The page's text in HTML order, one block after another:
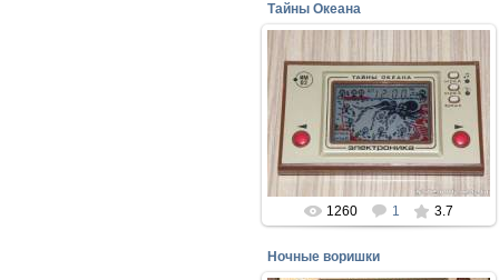
Тайны Океана
30.03.2016
ИГРА "ТАЙНЫ ОКЕАНА" ИМ03
perepelin
1260 1 3.7
Ночные воришки